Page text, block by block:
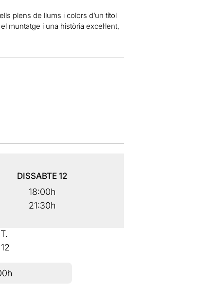
plens de llums i colors d’un títol
muntatge i una història excel·lent,
DISSABTE12
18:00h
21:30h
12